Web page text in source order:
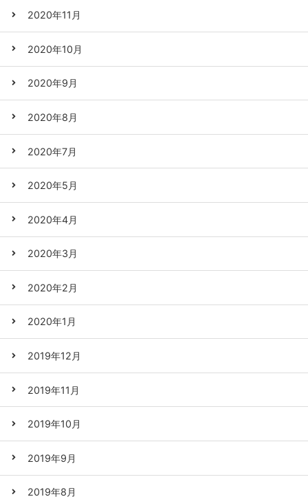
2020年11月
2020年10月
2020年9月
2020年8月
2020年7月
2020年5月
2020年4月
2020年3月
2020年2月
2020年1月
2019年12月
2019年11月
2019年10月
2019年9月
2019年8月